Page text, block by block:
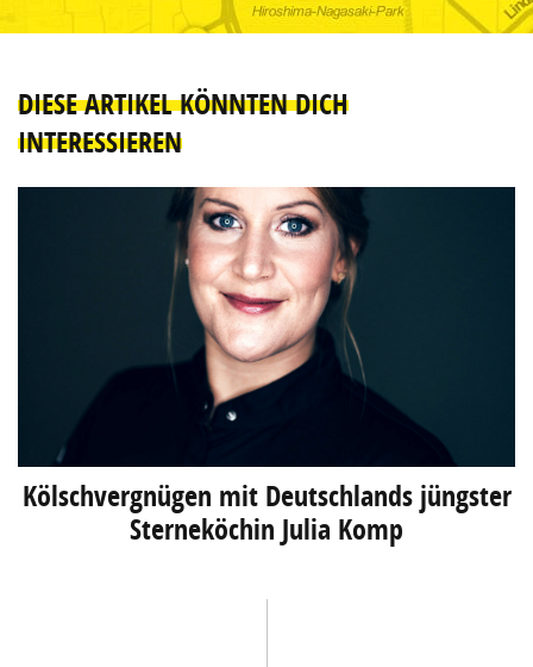
DIESE ARTIKEL KÖNNTEN DICH
INTERESSIEREN
Kölschvergnügen mit Deutschlands jüngster
Sterneköchin Julia Komp